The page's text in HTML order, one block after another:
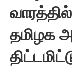
தமிழக